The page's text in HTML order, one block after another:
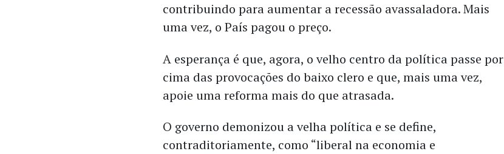
contribuindo para aumentar a recessão avassaladora. Mais
uma vez, o País pagou o preço.
A esperança é que, agora, o velho centro da política passe por
cima das provocações do baixo clero e que, mais uma vez,
apoie uma reforma mais do que atrasada.
O governo demonizou a velha política e se define,
contraditoriamente, como “liberal na economia e